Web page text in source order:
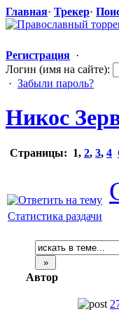
Главная· Трекер·
Регистрация ·
Логин (имя на сайте):
· Забыли пароль?
Никос
Страницы: 1, 2, 3, 4
Статистика раздачи
Автор